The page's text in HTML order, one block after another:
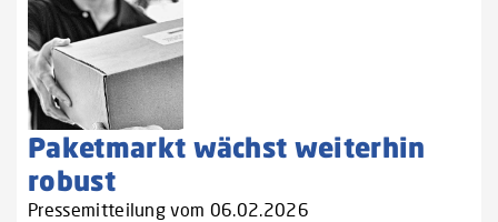
Paketmarkt wächst weiterhin
robust
Pressemitteilung vom 06.02.2026